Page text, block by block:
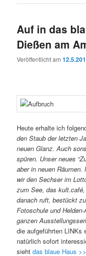
Auf in das
Dießen am
Veröffentlicht am
Heute erhalte ich
den Staub der letzten
neuen Glanz. Auch
spüren. Unser neues
aber in neuen Räumen.
wir den Sechser im
zum See, das
danach ruft, bestückt
Fotoschule und
ganzen
die aufgeführten LINKs
natürlich sofort
siehtdas blaue Haus